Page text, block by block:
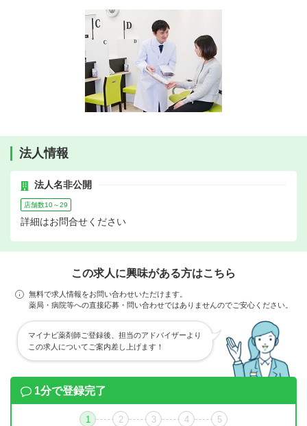
法人情報
法人名非公開
店舗数10～29
詳細はお問合せください
この求人に興味がある方はこちら
無料で求人情報をお問い合わせいただけます。
薬局・病院等への直接応募・問い合わせではありませんのでご安心ください。
マイナビ薬剤師ご登録後、担当のアドバイザーより
この求人についてご案内差し上げます！
1分で登録完了
1 2 3 4 5